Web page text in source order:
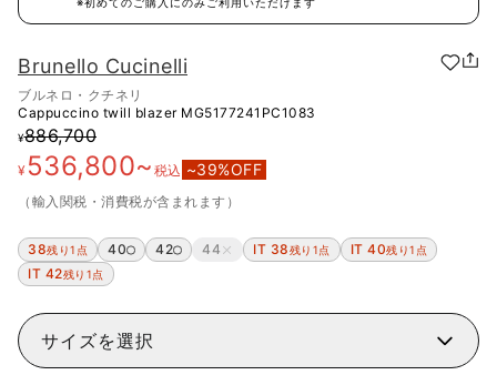
Brunello Cucinelli
ブルネロ・クチネリ
Cappuccino twill blazer MG5177241PC1083
¥886,700
¥ 536,800~ 税込 ~39%OFF
（輸入関税・消費税が含まれます）
38残り1点 40 42 44 IT 38残り1点 IT 40残り1点
IT 42残り1点
サイズを選択